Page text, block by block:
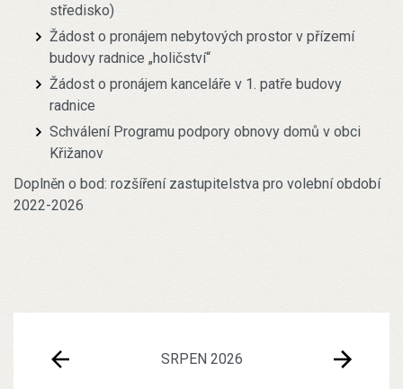
SRPEN 2026
středisko)
Žádost o pronájem nebytových prostor v přízemí
budovy radnice „holičství“
Žádost o pronájem kanceláře v 1. patře budovy
radnice
Schválení Programu podpory obnovy domů v obci
Křižanov
Doplněn o bod: rozšíření zastupitelstva pro volební období
2022-2026